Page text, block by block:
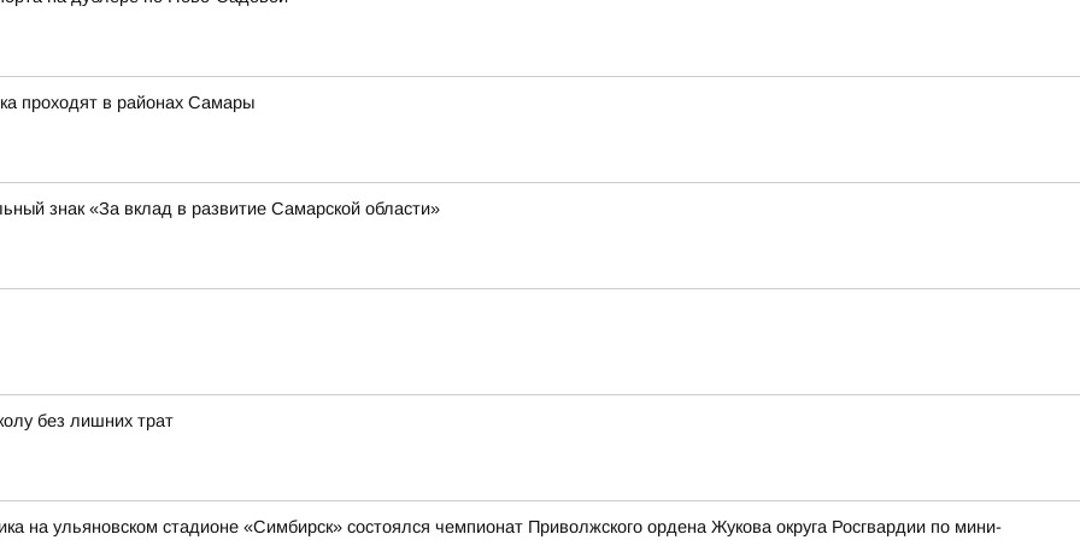
проходят в районах Самары
знак «За вклад в развитие Самарской области»
без лишних трат
на ульяновском стадионе «Симбирск» состоялся чемпионат Приволжского ордена Жукова округа Росгвардии по мини-